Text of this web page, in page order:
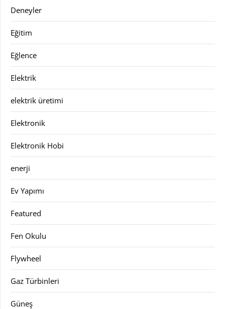
Deneyler
Eğitim
Eğlence
Elektrik
elektrik üretimi
Elektronik
Elektronik Hobi
enerji
Ev Yapımı
Featured
Fen Okulu
Flywheel
Gaz Türbinleri
Güneş